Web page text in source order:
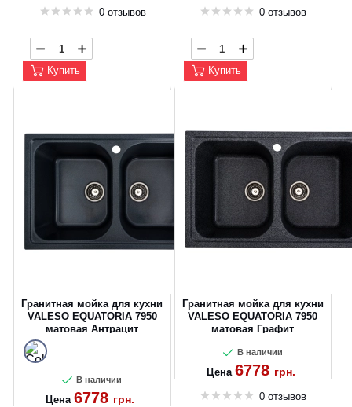
0 отзывов
Купить
0 отзывов
Купить
Гранитная мойка для кухни
VALESO EQUATORIA 7950
матовая Антрацит
В наличии
Цена 6778 грн.
Гранитная мойка для кухни
VALESO EQUATORIA 7950
матовая Графит
В наличии
Цена 6778 грн.
0 отзывов